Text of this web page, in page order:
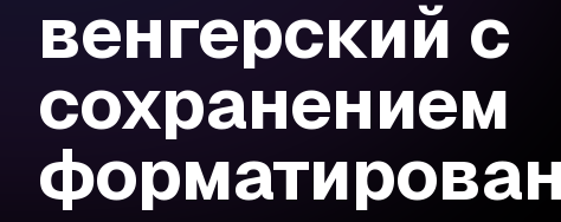
венгерский с
сохранением